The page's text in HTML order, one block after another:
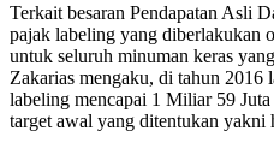
Terkait besaran Pendapatan Asli
pajak labeling yang diberlakukan
untuk seluruh minuman keras
Zakarias mengaku, di tahun 2016
labeling mencapai 1 Miliar 59
target awal yang ditentukan yakni